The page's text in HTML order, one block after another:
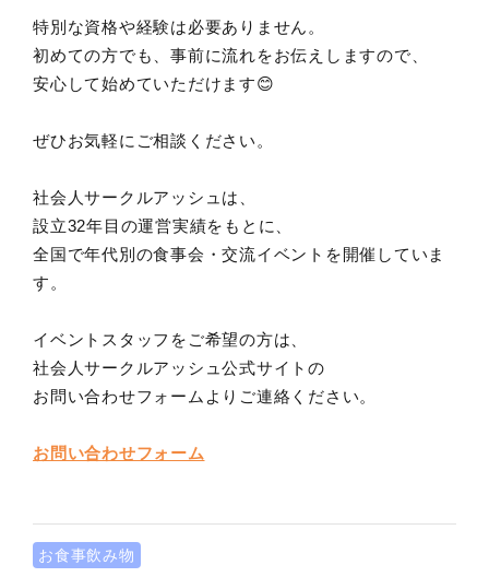
特別な資格や経験は必要ありません。
初めての方でも、事前に流れをお伝えしますので、
安心して始めていただけます😊
ぜひお気軽にご相談ください。
社会人サークルアッシュは、
設立32年目の運営実績をもとに、
全国で年代別の食事会・交流イベントを開催していま
す。
イベントスタッフをご希望の方は、
社会人サークルアッシュ公式サイトの
お問い合わせフォームよりご連絡ください。
お問い合わせフォーム
お食事飲み物